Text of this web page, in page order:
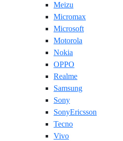
Meizu
Micromax
Microsoft
Motorola
Nokia
OPPO
Realme
Samsung
Sony
SonyEricsson
Tecno
Vivo